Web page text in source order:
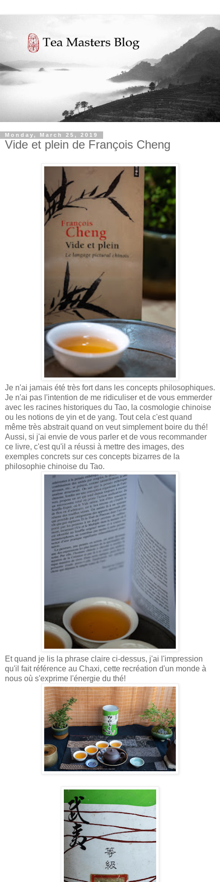
Monday, March 25, 2019
Vide et plein de François Cheng
Je n'ai jamais été très fort dans les concepts philosophiques.
Je n'ai pas l'intention de me ridiculiser et de vous emmerder
avec les racines historiques du Tao, la cosmologie chinoise
ou les notions de yin et de yang. Tout cela c'est quand
même très abstrait quand on veut simplement boire du thé!
Aussi, si j'ai envie de vous parler et de vous recommander
ce livre, c'est qu'il a réussi à mettre des images, des
exemples concrets sur ces concepts bizarres de la
philosophie chinoise du Tao.
Et quand je lis la phrase claire ci-dessus, j'ai l'impression
qu'il fait référence au Chaxi, cette recréation d'un monde à
nous où s'exprime l'énergie du thé!